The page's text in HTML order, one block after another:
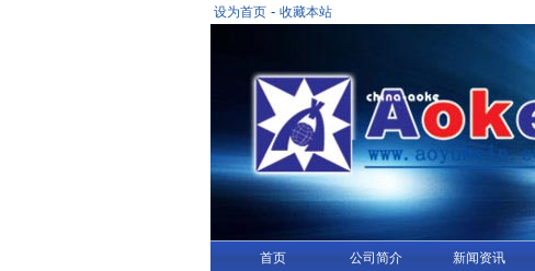
设为首页 - 收藏本站
首页 公司简介 新闻资讯